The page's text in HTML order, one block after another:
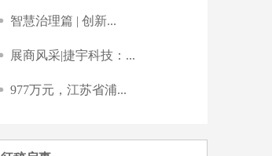
智慧治理篇 | 创新...
展商风采|捷宇科技：...
977万元，江苏省浦...